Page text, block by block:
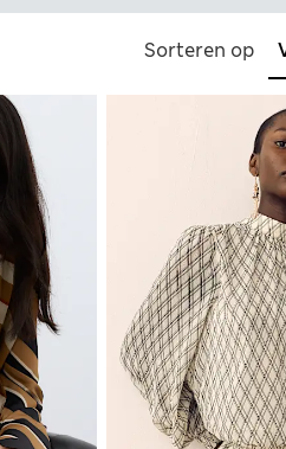
Sorteren op